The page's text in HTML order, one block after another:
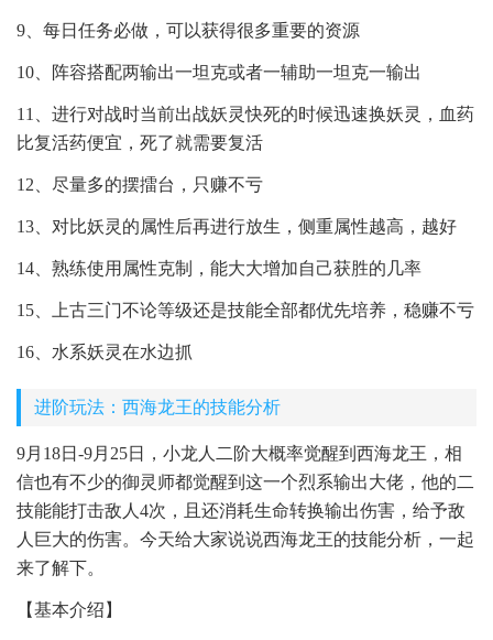
9、每日任务必做，可以获得很多重要的资源
10、阵容搭配两输出一坦克或者一辅助一坦克一输出
11、进行对战时当前出战妖灵快死的时候迅速换妖灵，血药
比复活药便宜，死了就需要复活
12、尽量多的摆擂台，只赚不亏
13、对比妖灵的属性后再进行放生，侧重属性越高，越好
14、熟练使用属性克制，能大大增加自己获胜的几率
15、上古三门不论等级还是技能全部都优先培养，稳赚不亏
16、水系妖灵在水边抓
进阶玩法：西海龙王的技能分析
9月18日-9月25日，小龙人二阶大概率觉醒到西海龙王，相
信也有不少的御灵师都觉醒到这一个烈系输出大佬，他的二
技能能打击敌人4次，且还消耗生命转换输出伤害，给予敌
人巨大的伤害。今天给大家说说西海龙王的技能分析，一起
来了解下。
【基本介绍】